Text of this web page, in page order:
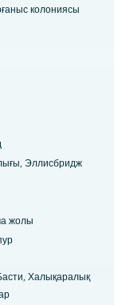
аурухана
ең жақсы
Каримнагар
аурухана
колониясы
Эллисбридж
жолы
Халықаралық